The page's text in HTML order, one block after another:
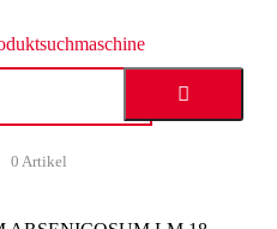
0 Artikel